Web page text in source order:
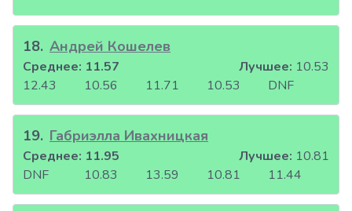
18. Андрей Кошелев
12.43 10.56 11.71 10.53 DNF
Среднее: 11.57 Лучшее: 10.53
19. Габриэлла Ивахницкая
DNF 10.83 13.59 10.81 11.44
Среднее: 11.95 Лучшее: 10.81